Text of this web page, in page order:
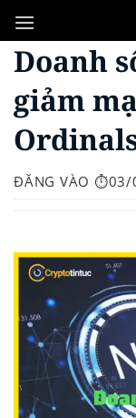
qua
nội
Doanh
giảm
ĐĂNG VÀO ⏱️03/